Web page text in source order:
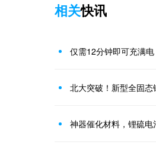
相关快讯
仅需12分钟即可充满
北大突破！新型全固
神器催化材料，锂硫电